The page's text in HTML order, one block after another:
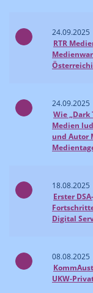
24.09.2025
RTR
24.09.2025
Wie „Dark
Medien
und Autor
18.08.2025
Erster
Digital
08.08.2025
UKW-